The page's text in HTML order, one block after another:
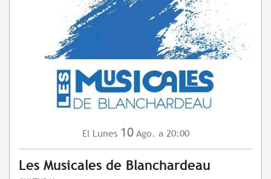
El Lunes 10 Ago. a 20:00
Les Musicales de Blanchardeau